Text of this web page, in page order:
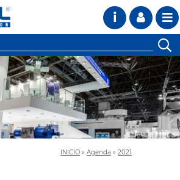
i
INICIO » Agenda » 2021